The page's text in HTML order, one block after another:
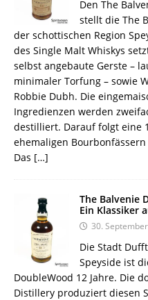
Den The
stellt die The
der schottischen Region
des Single Malt Whiskys
selbst angebaute Gerste –
minimaler Torfung – sowie
Robbie Dubh. Die
Ingredienzen werden
destilliert. Darauf folgt eine
ehemaligen
Das […]
The Balvenie
Ein Klassiker
30.
Die Stadt
Speyside ist
DoubleWood 12 Jahre. Die
Distillery produziert diesen